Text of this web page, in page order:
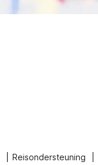
Reisondersteuning